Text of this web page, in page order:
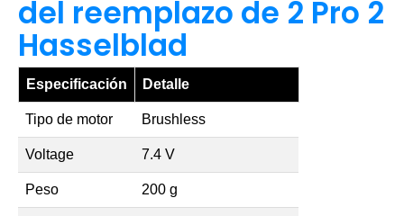
del reemplazo de 2 Pro 2
Hasselblad
Especificación Detalle
Tipo de motor Brushless
Voltage 7.4 V
Peso 200 g